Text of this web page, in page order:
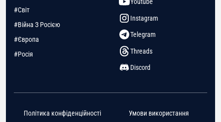
#Світ
#Війна З Росією
#Європа
#Росія
Instagram
Telegram
Threads
Discord
Політика конфіденційності Умови використання